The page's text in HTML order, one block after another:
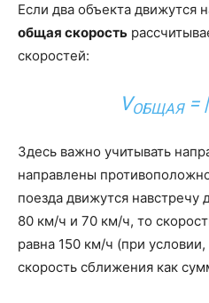
Если два объекта движутся
общая скорость
скоростей:
VОБЩАЯ=
Здесь важно учитывать
направлены
поезда движутся навстречу
80 км/ч и 70 км/ч, то
равна 150 км/ч (при
скорость сближения как